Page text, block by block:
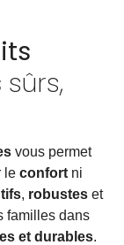
sûrs,
vous permet
le confort ni
, robustes et
familles dans
et durables.